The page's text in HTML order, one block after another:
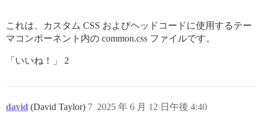
これは、カスタム CSS およびヘッドコードに使用するテー
マコンポーネント内の common.css ファイルです。
「いいね！」 2
david (David Taylor) 2025 年 6 月 12 日午後 4:40
7